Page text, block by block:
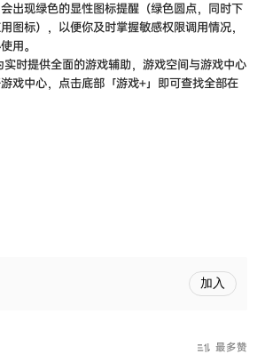
出现绿色的显性图标提醒（绿色圆点，同时下
图标），以便你及时掌握敏感权限调用情况，
用。
时提供全面的游戏辅助，游戏空间与游戏中心
戏中心，点击底部「游戏+」即可查找全部在
加入
最多赞